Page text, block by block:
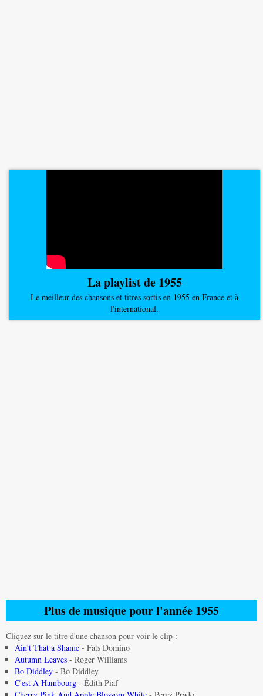
La playlist de 1955
Le meilleur des chansons et titres sortis en 1955 en France et à
l'international.
Plus de musique pour l'année 1955
Cliquez sur le titre d'une chanson pour voir le clip :
Ain't That a Shame - Fats Domino
Autumn Leaves - Roger Williams
Bo Diddley - Bo Diddley
C'est A Hambourg - Édith Piaf